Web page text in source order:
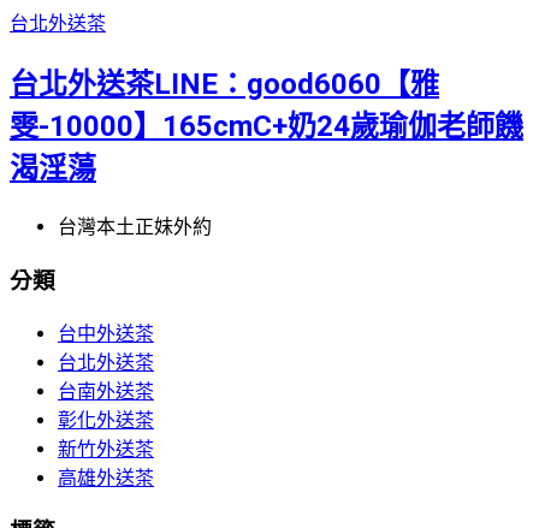
台北外送茶
台北外送茶LINE：good6060【雅
雯-10000】165cmC+奶24歲瑜伽老師饑
渴淫蕩
台灣本土正妹外約
分類
台中外送茶
台北外送茶
台南外送茶
彰化外送茶
新竹外送茶
高雄外送茶